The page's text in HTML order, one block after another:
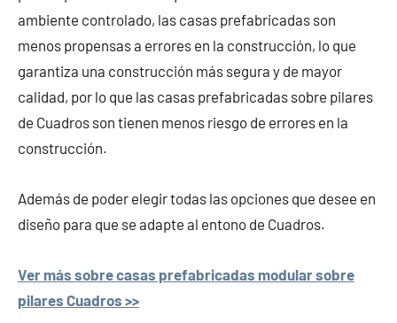
ambiente controlado, las casas prefabricadas son
menos propensas a errores en la construcción, lo que
garantiza una construcción más segura y de mayor
calidad, por lo que las casas prefabricadas sobre pilares
de Cuadros son tienen menos riesgo de errores en la
construcción.
Además de poder elegir todas las opciones que desee en
diseño para que se adapte al entono de Cuadros.
Ver más sobre casas prefabricadas modular sobre
pilares Cuadros >>